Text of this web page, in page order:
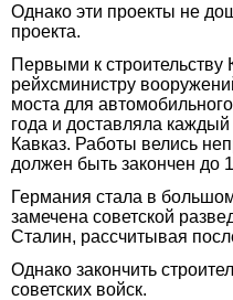
Однако эти проекты не
проекта.
Первыми к
рейхсминистру
моста для
года и доставляла
Кавказ. Работы велись
должен быть закончен до
Германия стала в
замечена советской
Сталин, рассчитывая
Однако закончить
советских войск.